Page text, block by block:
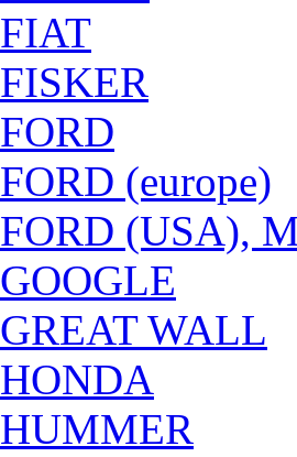
(europe)
(USA),
WALL